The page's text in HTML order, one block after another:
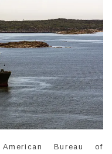
Bureau of